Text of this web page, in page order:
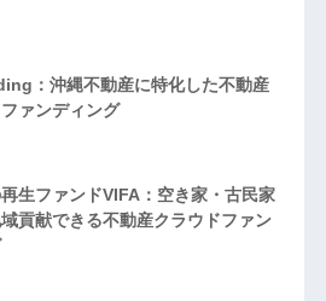
：沖縄不動産に特化した不動産
ァンディング
生ファンドVIFA：空き家・古民家
貢献できる不動産クラウドファン